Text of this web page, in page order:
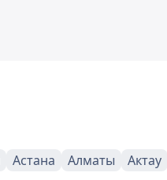
Астана Алматы Актау